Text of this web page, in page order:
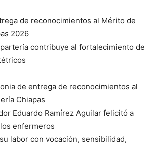
de reconocimientos al Mérito de
2026
contribuye al fortalecimiento de
de entrega de reconocimientos al
Chiapas
Eduardo Ramírez Aguilar felicitó a
enfermeros
labor con vocación, sensibilidad,